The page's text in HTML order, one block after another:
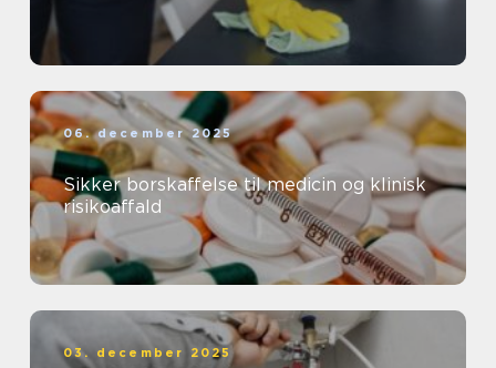
06. december 2025
Sikker borskaffelse til medicin og klinisk
risikoaffald
03. december 2025